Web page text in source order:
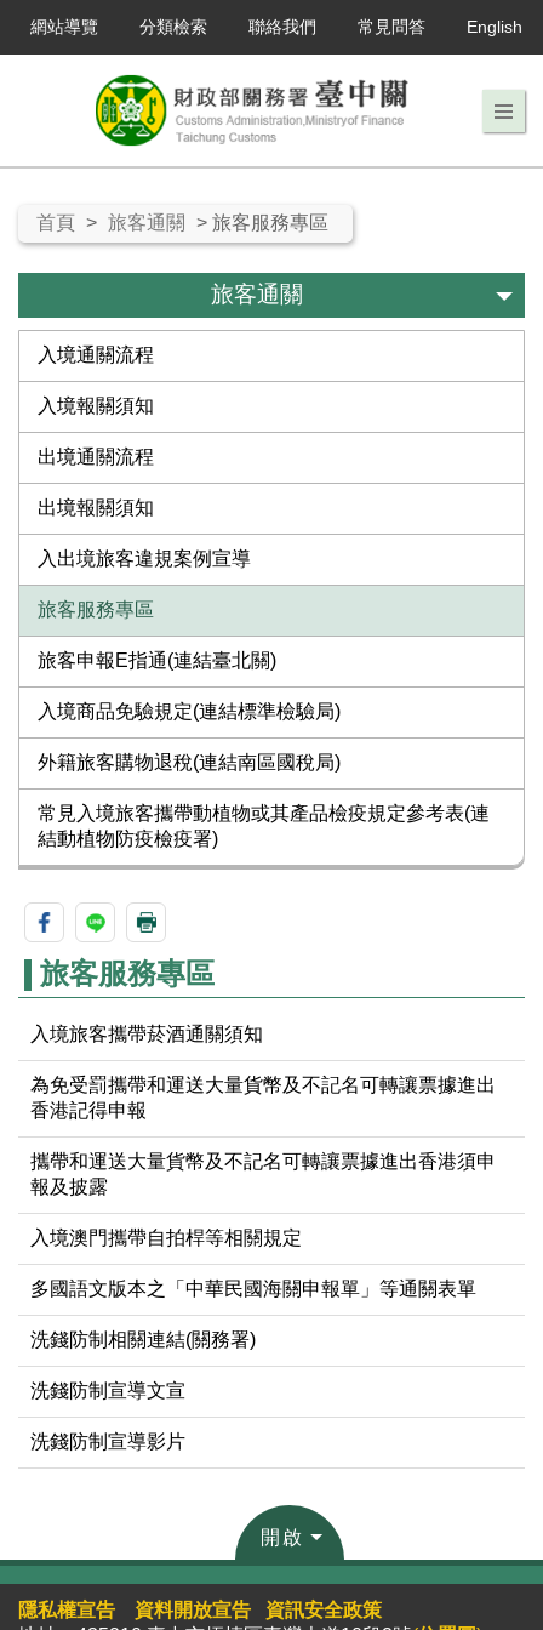
網站導覽 分類檢索 聯絡我們 常見問答 English
首頁 > 旅客通關 > 旅客服務專區
旅客通關
入境通關流程
入境報關須知
出境通關流程
出境報關須知
入出境旅客違規案例宣導
旅客服務專區
旅客申報E指通(連結臺北關)
入境商品免驗規定(連結標準檢驗局)
外籍旅客購物退稅(連結南區國稅局)
常見入境旅客攜帶動植物或其產品檢疫規定參考表(連
結動植物防疫檢疫署)
旅客服務專區
入境旅客攜帶菸酒通關須知
為免受罰攜帶和運送大量貨幣及不記名可轉讓票據進出
香港記得申報
攜帶和運送大量貨幣及不記名可轉讓票據進出香港須申
報及披露
入境澳門攜帶自拍桿等相關規定
多國語文版本之「中華民國海關申報單」等通關表單
洗錢防制相關連結(關務署)
洗錢防制宣導文宣
洗錢防制宣導影片
開啟
隱私權宣告 資料開放宣告
資訊安全政策